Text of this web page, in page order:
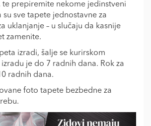
te prepiremite nekome jedinstveni
sve tapete jednostavne za
uklanjanje – u slučaju da kasnije
zamenite.
izradi, šalje se kurirskom
je do 7 radnih dana. Rok za
radnih dana.
foto tapete bezbedne za